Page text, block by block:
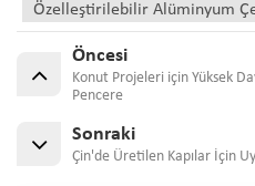
Özelleştirilebilir Alüminyum
Öncesi
Konut Projeleri için Yüksek
Pencere
Sonraki
Çin'de Üretilen Kapılar İçin